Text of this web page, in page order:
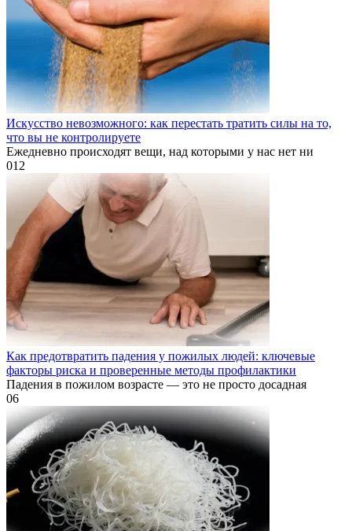
Искусство невозможного: как перестать тратить силы на то,
что вы не контролируете
Ежедневно происходят вещи, над которыми у нас нет ни
012
Как предотвратить падения у пожилых людей: ключевые
факторы риска и проверенные методы профилактики
Падения в пожилом возрасте — это не просто досадная
06